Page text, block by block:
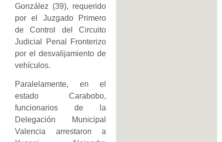
González (39), requerido
por el Juzgado Primero
de Control del Circuito
Judicial Penal Fronterizo
por el desvalijamiento de
vehículos.
Paralelamente, en el
estado Carabobo,
funcionarios de la
Delegación Municipal
Valencia arrestaron a